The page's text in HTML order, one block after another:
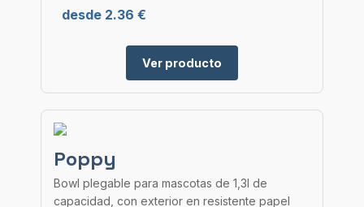
desde 2.36 €
Ver producto
Poppy
Bowl plegable para mascotas de 1,3l de
capacidad, con exterior en resistente papel